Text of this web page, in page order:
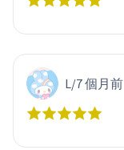
L/7 個月前